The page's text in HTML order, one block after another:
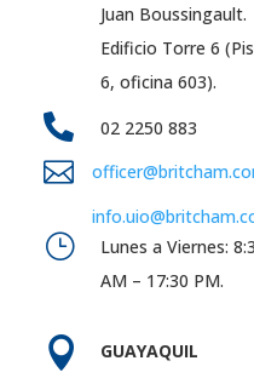
Juan Boussingault.
Edificio Torre 6
6, oficina 603).
 02 2250 883

}
Lunes a Viernes:
AM – 17:30 PM.
 GUAYAQUIL